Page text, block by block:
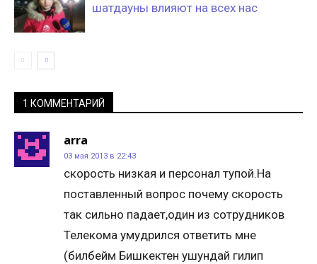
шатдауны влияют на всех нас
1 КОММЕНТАРИЙ
arra
03 мая 2013 в 22:43
скорость низкая и персонал тупой.На
поставленный вопрос почему скорость
так сильно падает,один из сотрудников
Телекома умудрился ответить мне
(билбейм Бишкектен ушундай гилип